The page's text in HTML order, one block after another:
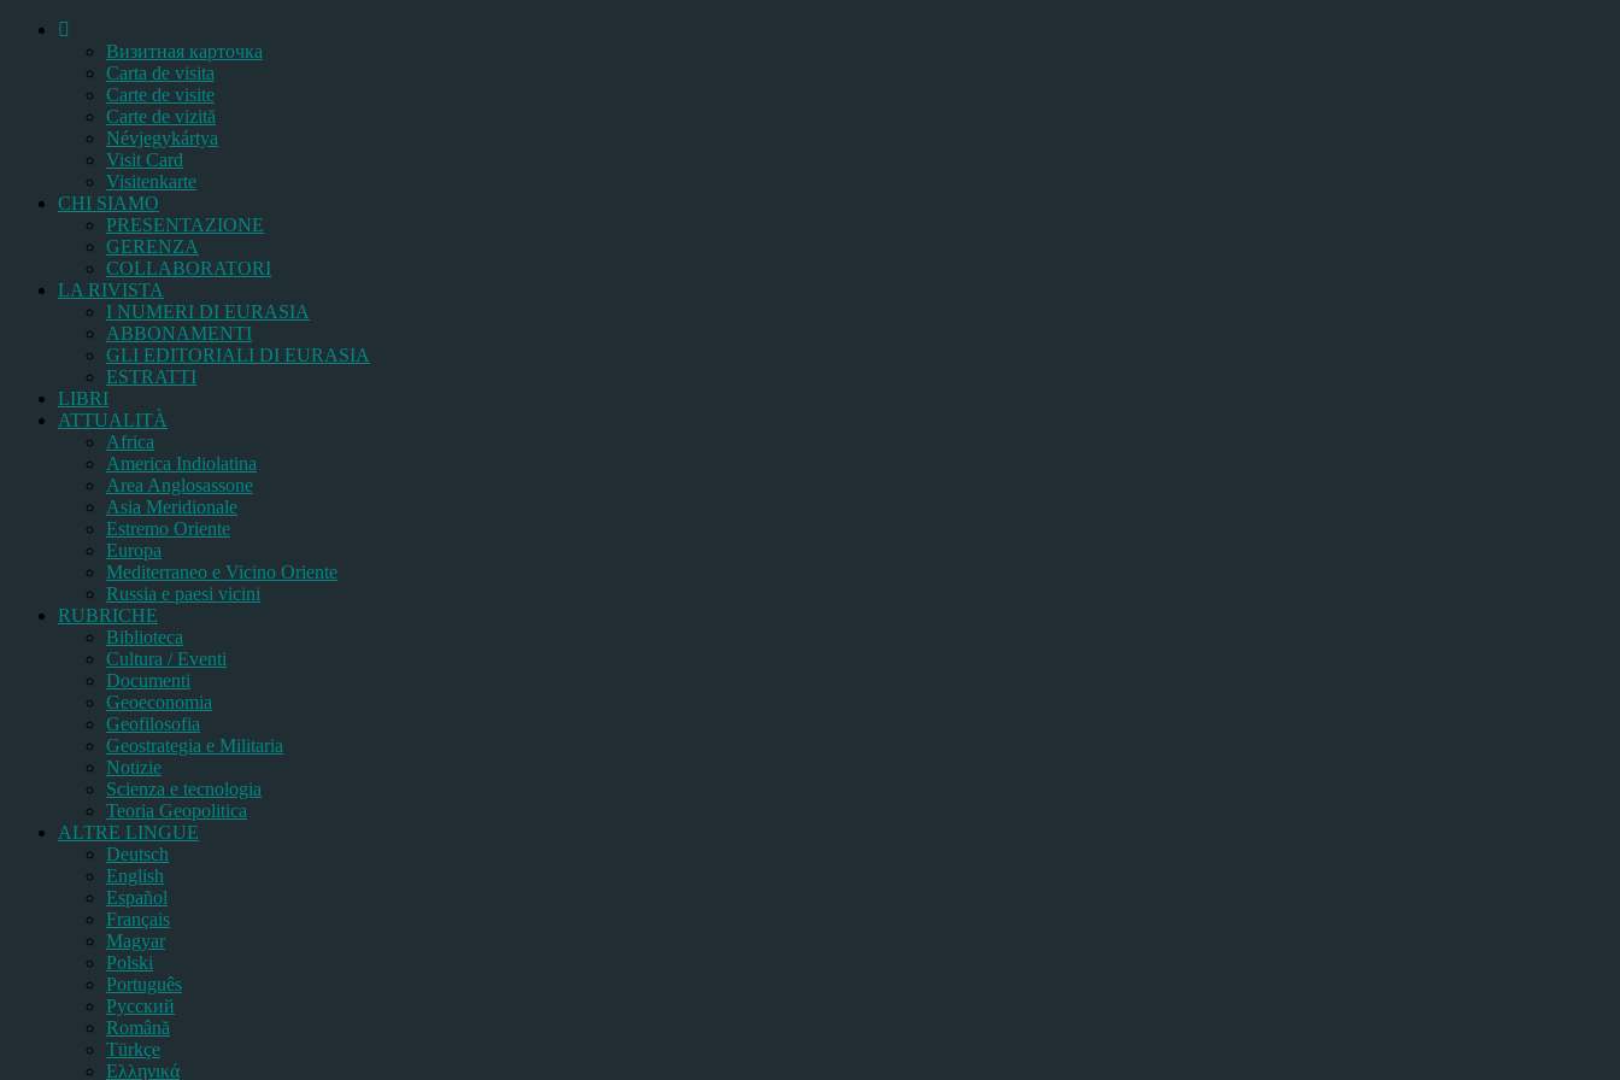
Bизитная карточка
Carta de visita
Carte de visite
Carte de vizită
Névjegykártya
Visit Card
Visitenkarte
CHI SIAMO
PRESENTAZIONE
GERENZA
COLLABORATORI
LA RIVISTA
I NUMERI DI EURASIA
ABBONAMENTI
GLI EDITORIALI DI EURASIA
ESTRATTI
LIBRI
ATTUALITÀ
Africa
America Indiolatina
Area Anglosassone
Asia Meridionale
Estremo Oriente
Europa
Mediterraneo e Vicino Oriente
Russia e paesi vicini
RUBRICHE
Biblioteca
Cultura / Eventi
Documenti
Geoeconomia
Geofilosofia
Geostrategia e Militaria
Notizie
Scienza e tecnologia
Teoria Geopolitica
ALTRE LINGUE
Deutsch
English
Español
Français
Magyar
Polski
Português
Pусский
Română
Türkçe
Ελληνικά